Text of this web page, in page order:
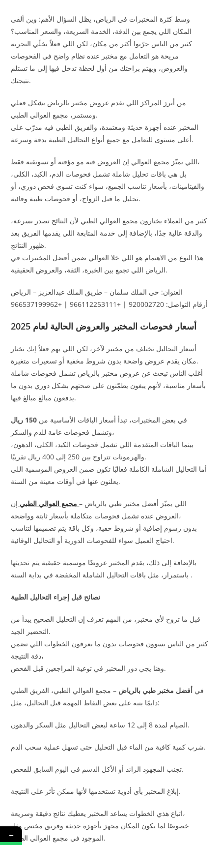
وسط كثرة المختبرات في الرياض، يظل السؤال الأهم: وين ألقى
المكان اللي يجمع بين الدقة، الخدمة السريعة، والسعر المناسب؟
كثير من الناس جرّبوا أكثر من مكان، لكن اللي فعلاً يخلّي التجربة
مريحة هو التعامل مع مختبر عنده نظام واضح في الفحوصات
والعروض، ويهتم براحتك من أول لحظة تدخل فيها إلى ما تستلم
نتيجتك.
من أبرز المراكز اللي تقدم عروض مختبر بالرياض بشكل فعلي
ومستمر، مجمع العوالي الطبي.
المختبر عنده أجهزة حديثة ومعتمدة، والفريق الطبي فيه مدرّب على
أعلى مستوى للتعامل مع جميع أنواع التحاليل الطبية بدقة وسرعة.
اللي يميّز مجمع العوالي إن العروض فيه مو مؤقتة أو تسويقية فقط،
بل هي باقات تحليل شاملة تشمل فحوصات الدم، الكبد، الكلى،
والفيتامينات، بأسعار تناسب الجميع، سواء كنت تسوي فحص دوري، أو
تحليل ما قبل الزواج، أو فحوصات طبية وقائية.
كثير من العملاء يختارون مجمع العوالي الطبي لأن النتائج تصدر بسرعة،
والدقة عالية جدًا، بالإضافة إلى خدمة المتابعة اللي يقدمها الفريق بعد
ظهور النتائج.
هذا النوع من الاهتمام هو اللي خلا العوالي ضمن أفضل المختبرات في
الرياض اللي تجمع بين الخبرة، الثقة، والعروض الحقيقية.
العنوان: حي الملك سلمان – طريق الملك عبدالعزيز – الرياض
أرقام التواصل: 920002720 | +966112253111 | +966537199962
أسعار فحوصات المختبر والعروض الحالية لعام 2025
أسعار التحاليل تختلف من مختبر لآخر، لكن اللي يهم فعلاً إنك تختار
مكان يقدم عروض واضحة بدون شروط مخفية أو تسعيرات متغيرة.
أغلب الناس تبحث عن عروض مختبر بالرياض تشمل فحوصات شاملة
بأسعار مناسبة، لأنهم يبغون يطمّنون على صحتهم بشكل دوري بدون ما
يدفعون مبالغ مبالغ فيها.
في بعض المختبرات، تبدأ أسعار الباقات الأساسية من
وتشمل فحوصات عامة للدم والسكر،
بينما الباقات المتقدمة اللي تشمل فحوصات الكبد، الكلى، الدهون،
والهرمونات تتراوح بين 250 إلى 400 ريال تقريبًا.
أما التحاليل الشاملة الكاملة فغالبًا تكون ضمن العروض الموسمية اللي
يعلنون عنها في أوقات معينة من السنة.
اللي يميّز أفضل مختبر طبي بالرياض –مجمع العوالي الطبي إن
العروض عنده تشمل فحوصات متكاملة بأسعار ثابتة وواضحة،
بدون رسوم إضافية أو شروط خفية، وكل باقة يتم تصميمها لتناسب
احتياج العميل سواء للفحوصات الدورية أو التحاليل الوقائية.
بالإضافة إلى ذلك، يقدم المختبر عروضًا موسمية حقيقية يتم تحديثها
باستمرار، مثل باقات التحاليل الشاملة المخفضة في بداية السنة .
نصائح قبل إجراء التحاليل الطبية
قبل ما تروح لأي مختبر، من المهم تعرف إن التحليل الصحيح يبدأ من
التحضير الجيد.
كثير من الناس يسوون فحوصات بدون ما يعرفون الخطوات اللي تضمن
دقة النتيجة،
وهنا يجي دور المختبر في توعية المراجعين قبل الفحص.
في أفضل مختبر طبي بالرياض – مجمع العوالي الطبي، الفريق الطبي
دايمًا ينبه على بعض النقاط المهمة قبل التحاليل، مثل:
الصيام لمدة 8 إلى 12 ساعة لبعض التحاليل مثل السكر والدهون.
شرب كمية كافية من الماء قبل التحليل حتى تسهل عملية سحب الدم.
تجنب المجهود الزائد أو الأكل الدسم في اليوم السابق للفحص.
إبلاغ المختبر بأي أدوية تستخدمها لأنها ممكن تأثر على النتيجة.
اتباع هذي الخطوات يساعد المختبر يعطيك نتائج دقيقة وسريعة،
خصوصًا لما يكون المكان مجهز بأجهزة حديثة وفريق مختص مثل
الموجود في مجمع العوالي الطبي.
←